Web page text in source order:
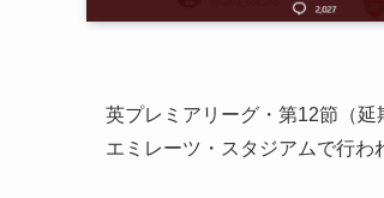
英プレミアリーグ・第12節（
エミレーツ・スタジアムで行わ